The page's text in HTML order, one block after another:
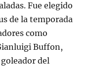
Fue elegido
de la temporada
como
Buffon,
del